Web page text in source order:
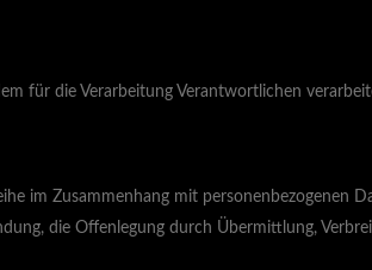
für die Verarbeitung Verantwortlichen
im Zusammenhang mit personenbezogenen
die Offenlegung durch Übermittlung,